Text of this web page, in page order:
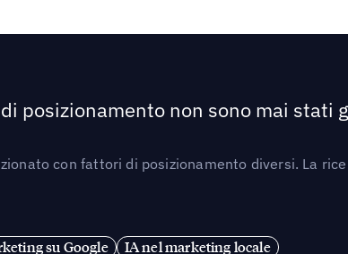
posizionamento non sono mai
con fattori di posizionamento diversi. La
su Google IA nel marketing locale